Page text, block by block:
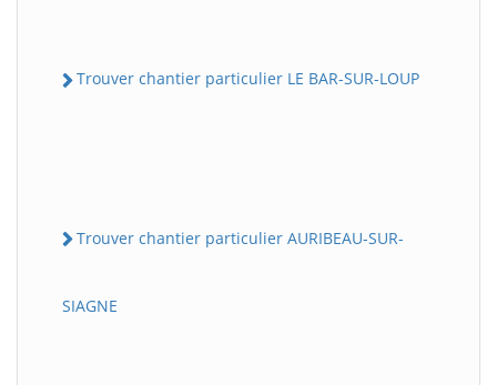
Trouver chantier particulier LE BAR-SUR-LOUP
Trouver chantier particulier AURIBEAU-SUR-
SIAGNE